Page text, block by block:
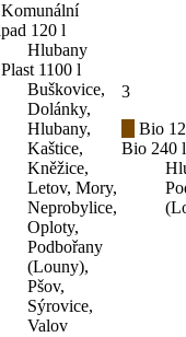
Komunální
120 l
Hlubany
Plast 1100 l
Buškovice,
Dolánky,
Hlubany,
Kaštice,
Kněžice,
Letov, Mory,
Neprobylice,
Oploty,
Podbořany
(Louny),
Pšov,
Sýrovice,
Valov
3
Bio
Bio 240 l